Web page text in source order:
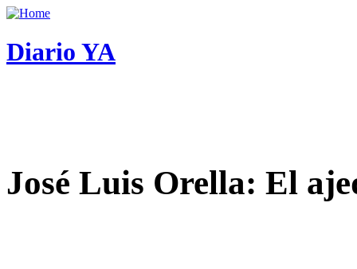
Diario YA
José Luis Orella: El